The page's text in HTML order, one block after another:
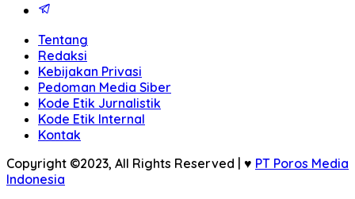
Tentang
Redaksi
Kebijakan Privasi
Pedoman Media Siber
Kode Etik Jurnalistik
Kode Etik Internal
Kontak
Copyright ©2023, All Rights Reserved | ♥ PT Poros Media
Indonesia